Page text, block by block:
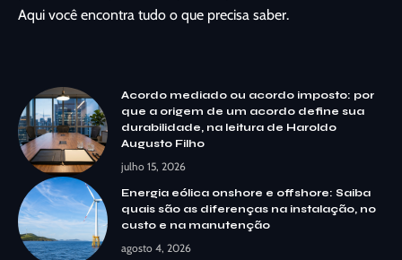
Aqui você encontra tudo o que precisa saber.
Acordo mediado ou acordo imposto: por
que a origem de um acordo define sua
durabilidade, na leitura de Haroldo
Augusto Filho
julho 15, 2026
Energia eólica onshore e offshore: Saiba
quais são as diferenças na instalação, no
custo e na manutenção
agosto 4, 2026